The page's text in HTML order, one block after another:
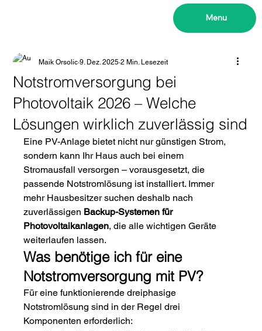
Menu
Notstromversorgung bei
Photovoltaik 2026 – Welche
Lösungen wirklich zuverlässig sind
Maik Orsolic 9. Dez. 2025 2 Min. Lesezeit
Eine PV-Anlage bietet nicht nur günstigen Strom,
sondern kann Ihr Haus auch bei einem
Stromausfall versorgen – vorausgesetzt, die
passende Notstromlösung ist installiert. Immer
mehr Hausbesitzer suchen deshalb nach
zuverlässigen Backup-Systemen für
Photovoltaikanlagen, die alle wichtigen Geräte
weiterlaufen lassen.
Was benötige ich für eine
Notstromversorgung mit PV?
Für eine funktionierende dreiphasige
Notstromlösung sind in der Regel drei
Komponenten erforderlich: